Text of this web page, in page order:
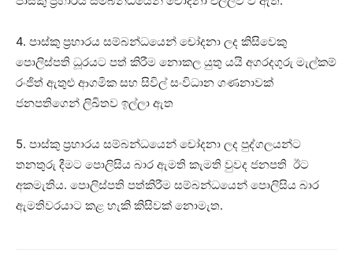
4. පාස්කු ප්‍රහාරය සම්බන්ධයෙන් චෝදනා ලද කිසිවෙකු
පොලිස්පති ධූරයට පත් කිරීම නොකල යුතු යයි අගරදගුරු මැල්කම්
රංජිත් ඇතුළු ආගමික සහ සිවිල් සංවිධාන ගණනාවක්
ජනපතිගෙන් ලිඛිතව ඉල්ලා ඇත
5. පාස්කු ප්‍රහාරය සම්බන්ධයෙන් චෝදනා ලද පුද්ගලයන්ට
තනතුරු දීමට පොලිසිය බාර ඇමති කැමති වුවද ජනපති ඊට
අකමැතිය. පොලිස්පති පත්කිරීම සම්බන්ධයෙන් පොලිසිය බාර
ඇමතිවරයාට කළ හැකි කිසිවක් නොමැත.